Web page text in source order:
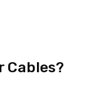
Cables?